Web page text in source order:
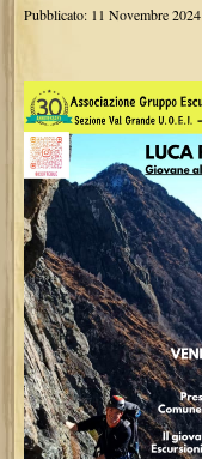
Pubblicato: 11 Novembre 2024